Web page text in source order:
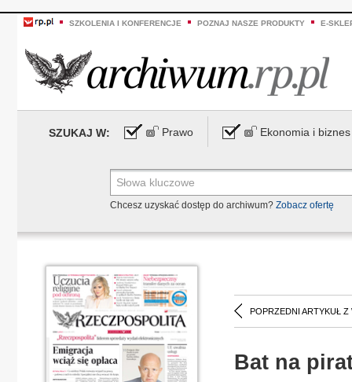
SZKOLENIA I KONFERENCJE POZNAJ NASZE PRODUKTY E-
SZUKAJ W: Prawo Ekonomia i biznes
Chcesz uzyskać dostęp do archiwum? Zobacz ofertę
POPRZEDNI ARTYKUŁ Z
Bat na